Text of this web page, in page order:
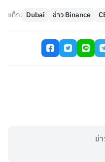
แท็ก: Dubai ข่าว Binance
ข่